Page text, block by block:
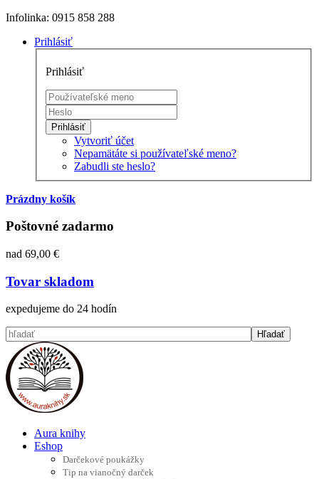
Infolinka: 0915 858 288
Prihlásiť
Prihlásiť
Prihlásiť
Vytvoriť účet
Nepamätáte si používateľské meno?
Zabudli ste heslo?
Prázdny košík
Poštovné zadarmo
nad 69,00 €
Tovar skladom
expedujeme do 24 hodín
Aura knihy
Eshop
Darčekové poukážky
Tip na vianočný darček